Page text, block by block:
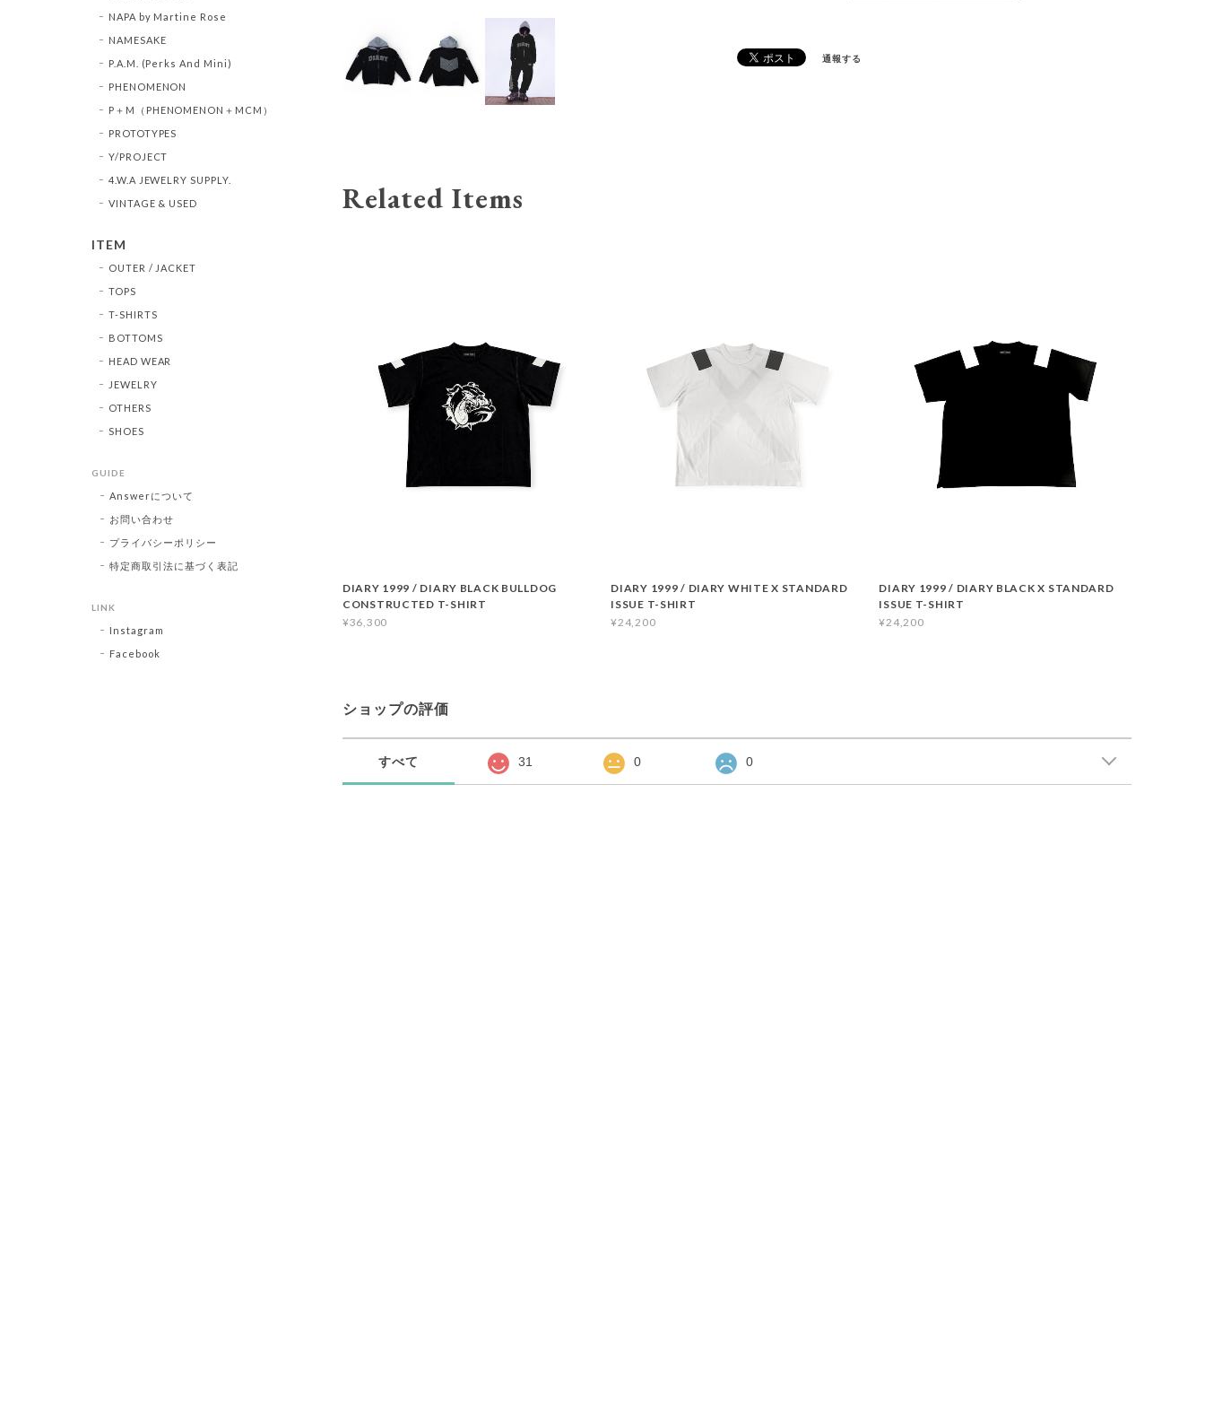
通報する
Related Items
DIARY 1999 / DIARY BLACK BULLDOG
CONSTRUCTED T-SHIRT
¥36,300
DIARY 1999 / DIARY WHITE X STANDARD
ISSUE T-SHIRT
¥24,200
DIARY 1999 / DIARY BLACK X STANDARD
ISSUE T-SHIRT
¥24,200
ショップの評価
すべて 31 0 0
NAPA by Martine Rose
NAMESAKE
P.A.M. (Perks And Mini)
PHENOMENON
P＋M（PHENOMENON＋MCM）
PROTOTYPES
Y/PROJECT
4.W.A JEWELRY SUPPLY.
VINTAGE & USED
ITEM
OUTER / JACKET
TOPS
T-SHIRTS
BOTTOMS
HEAD WEAR
JEWELRY
OTHERS
SHOES
GUIDE
Answerについて
お問い合わせ
プライバシーポリシー
特定商取引法に基づく表記
LINK
Instagram
Facebook